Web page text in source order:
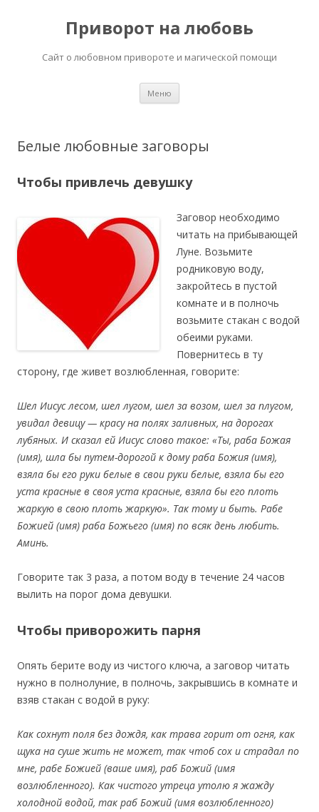
Приворот на любовь
Сайт о любовном привороте и магической помощи
Меню
Белые любовные заговоры
Чтобы привлечь девушку
Заговор необходимо
читать на прибывающей
Луне. Возьмите
родниковую воду,
закройтесь в пустой
комнате и в полночь
возьмите стакан с водой
обеими руками.
Повернитесь в ту
сторону, где живет возлюбленная, говорите:
Шел Иисус лесом, шел лугом, шел за возом, шел за плугом,
увидал девицу — красу на полях заливных, на дорогах
лубяных. И сказал ей Иисус слово такое: «Ты, раба Божая
(имя), шла бы путем-дорогой к дому раба Божия (имя),
взяла бы его руки белые в свои руки белые, взяла бы его
уста красные в своя уста красные, взяла бы его плоть
жаркую в свою плоть жаркую». Так тому и быть. Рабе
Божией (имя) раба Божьего (имя) по всяк день любить.
Аминь.
Говорите так 3 раза, а потом воду в течение 24 часов
вылить на порог дома девушки.
Чтобы приворожить парня
Опять берите воду из чистого ключа, а заговор читать
нужно в полнолуние, в полночь, закрывшись в комнате и
взяв стакан с водой в руку:
Как сохнут поля без дождя, как трава горит от огня, как
щука на суше жить не может, так чтоб сох и страдал по
мне, рабе Божией (ваше имя), раб Божий (имя
возлюбленного). Как чистого утреца утолю я жажду
холодной водой, так раб Божий (имя возлюбленного)